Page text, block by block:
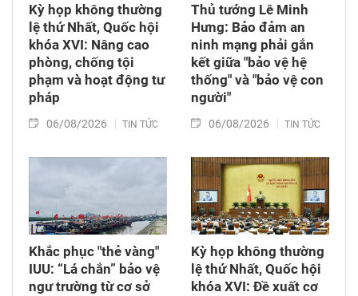
Kỳ họp không thường
lệ thứ Nhất, Quốc hội
khóa XVI: Nâng cao
phòng, chống tội
phạm và hoạt động tư
pháp
06/08/2026 TIN TỨC
Thủ tướng Lê Minh
Hưng: Bảo đảm an
ninh mạng phải gắn
kết giữa "bảo vệ hệ
thống" và "bảo vệ con
người"
06/08/2026 TIN TỨC
Khắc phục "thẻ vàng"
IUU: “Lá chắn” bảo vệ
ngư trường từ cơ sở
Kỳ họp không thường
lệ thứ Nhất, Quốc hội
khóa XVI: Đề xuất cơ